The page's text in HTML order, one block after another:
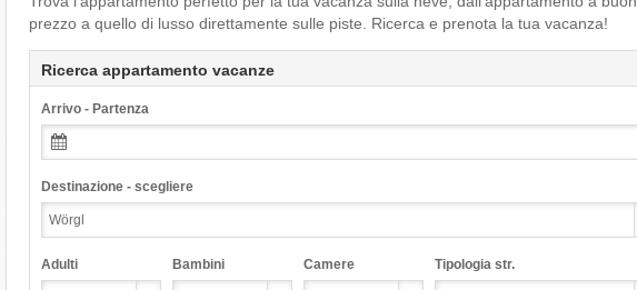
prezzo a quello di lusso direttamente sulle piste. Ricerca e prenota la tua vacanza!
Ricerca appartamento vacanze
Arrivo - Partenza
Destinazione - scegliere
Adulti Bambini Camere Tipologia str.